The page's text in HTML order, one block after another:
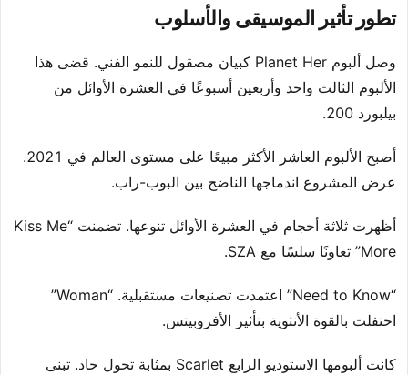
تطور تأثير الموسيقى والأسلوب
وصل ألبوم Planet Her كبيان مصقول للنمو الفني. قضى هذا
الألبوم الثالث واحد وأربعين أسبوعًا في العشرة الأوائل من
بيلبورد 200.
أصبح الألبوم العاشر الأكثر مبيعًا على مستوى العالم في 2021.
عرض المشروع اندماجها الناضج بين البوب-راب.
أظهرت ثلاثة أحجام في العشرة الأوائل تنوعها. تضمنت “Kiss Me
More” تعاونًا سلسًا مع SZA.
“Need to Know” اعتمدت تصنيعات مستقبلية. “Woman”
احتفلت بالقوة الأنثوية بتأثير الأفروبيتس.
كانت ألبومها الاستوديو الرابع Scarlet بمثابة تحول حاد. تبنى